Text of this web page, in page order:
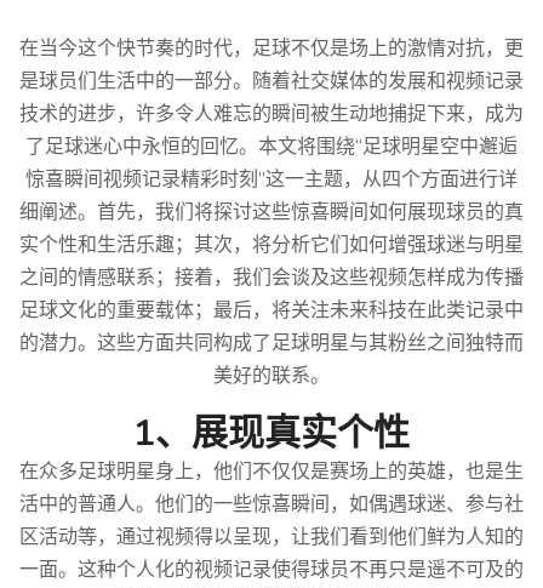
在当今这个快节奏的时代，足球不仅是场上的激情对抗，更
是球员们生活中的一部分。随着社交媒体的发展和视频记录
技术的进步，许多令人难忘的瞬间被生动地捕捉下来，成为
了足球迷心中永恒的回忆。本文将围绕“足球明星空中邂逅
惊喜瞬间视频记录精彩时刻”这一主题，从四个方面进行详
细阐述。首先，我们将探讨这些惊喜瞬间如何展现球员的真
实个性和生活乐趣；其次，将分析它们如何增强球迷与明星
之间的情感联系；接着，我们会谈及这些视频怎样成为传播
足球文化的重要载体；最后，将关注未来科技在此类记录中
的潜力。这些方面共同构成了足球明星与其粉丝之间独特而
美好的联系。
1、展现真实个性
在众多足球明星身上，他们不仅仅是赛场上的英雄，也是生
活中的普通人。他们的一些惊喜瞬间，如偶遇球迷、参与社
区活动等，通过视频得以呈现，让我们看到他们鲜为人知的
一面。这种个人化的视频记录使得球员不再只是遥不可及的